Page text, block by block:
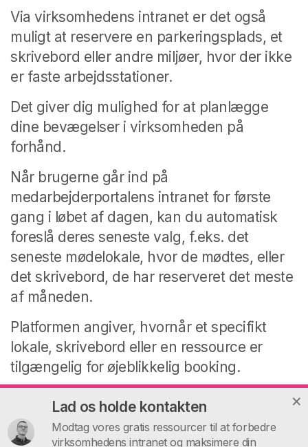
Via virksomhedens intranet er det også
muligt at reservere en parkeringsplads, et
skrivebord eller andre miljøer, hvor der ikke
er faste arbejdsstationer.
Det giver dig mulighed for at planlægge
dine bevægelser i virksomheden på
forhånd.
Når brugerne går ind på
medarbejderportalens intranet for første
gang i løbet af dagen, kan du automatisk
foreslå deres seneste valg, f.eks. det
seneste mødelokale, hvor de mødtes, eller
det skrivebord, de har reserveret det meste
af måneden.
Platformen angiver, hvornår et specifikt
lokale, skrivebord eller en ressource er
tilgængelig for øjeblikkelig booking.
Ansøgninger om ferie, tilladelser og sygefravær
Lad os holde kontakten
Modtag vores gratis ressourcer til at forbedre
virksomhedens intranet og maksimere din